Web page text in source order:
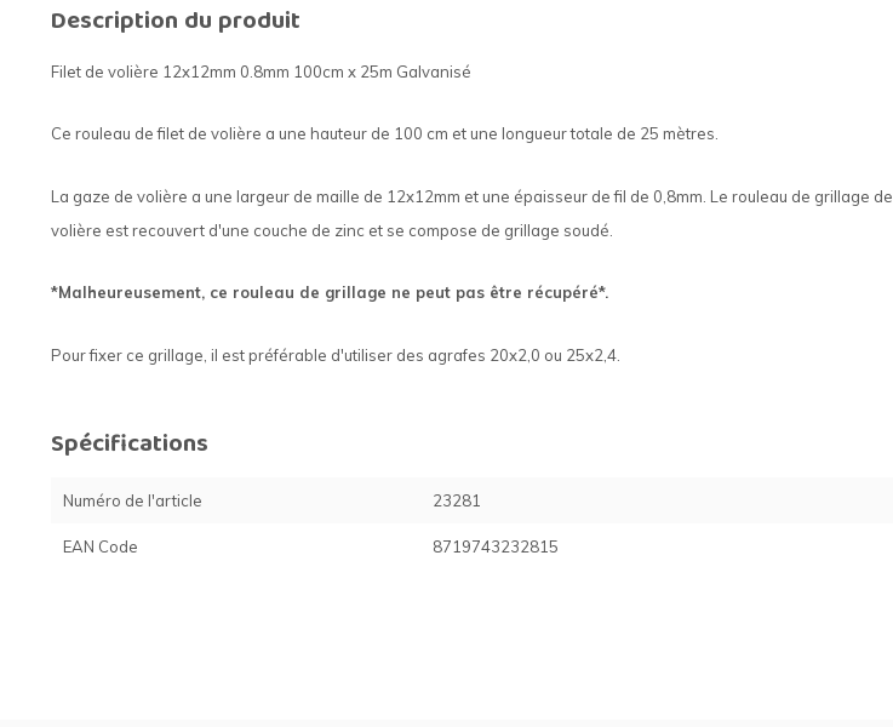
Description du produit
Filet de volière 12x12mm 0.8mm 100cm x 25m Galvanisé
Ce rouleau de filet de volière a une hauteur de 100 cm et une longueur totale de 25 mètres.
La gaze de volière a une largeur de maille de 12x12mm et une épaisseur de fil de 0,8mm. Le rouleau de grillage de
volière est recouvert d'une couche de zinc et se compose de grillage soudé.
*Malheureusement, ce rouleau de grillage ne peut pas être récupéré*.
Pour fixer ce grillage, il est préférable d'utiliser des agrafes 20x2,0 ou 25x2,4.
Spécifications
Numéro de l'article 23281
EAN Code 8719743232815